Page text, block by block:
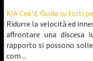
KIA Cee'd. Guida su forti
Ridurre la velocità ed
affrontare una discesa
rapporto si possono
com ...